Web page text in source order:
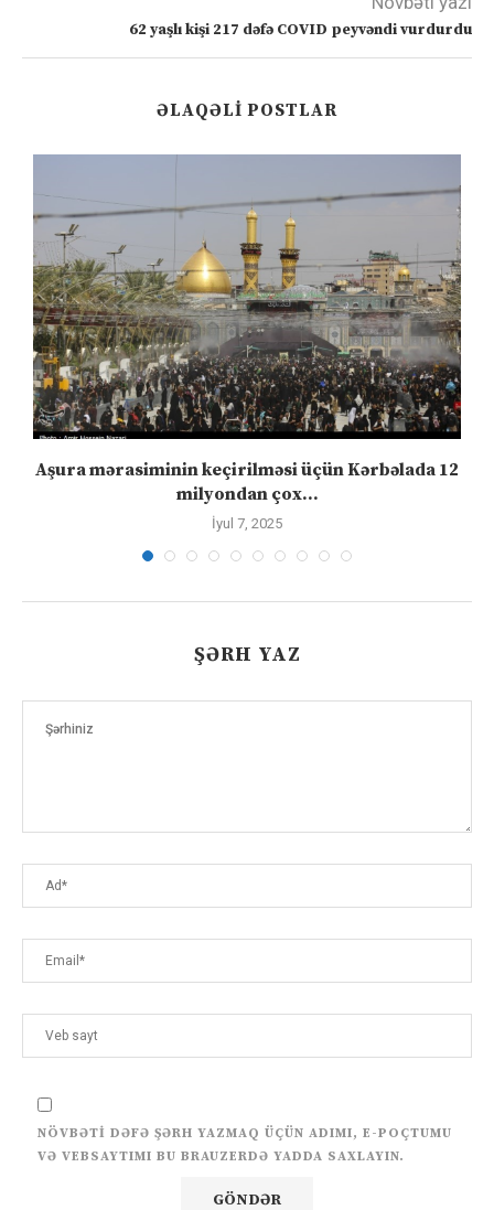
62 yaşlı kişi 217 dəfə COVID peyvəndi vurdurdu
ƏLAQƏLI POSTLAR
Aşura mərasiminin keçirilməsi üçün Kərbəlada 12
milyondan çox...
İyul 7, 2025
ŞƏRH YAZ
NÖVBƏTI DƏFƏ ŞƏRH YAZMAQ ÜÇÜN ADIMI, E-POÇTUMU
VƏ VEBSAYTIMI BU BRAUZERDƏ YADDA SAXLAYIN.